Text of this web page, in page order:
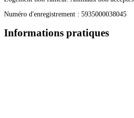
Numéro d'enregistrement : 5935000038045
Informations pratiques